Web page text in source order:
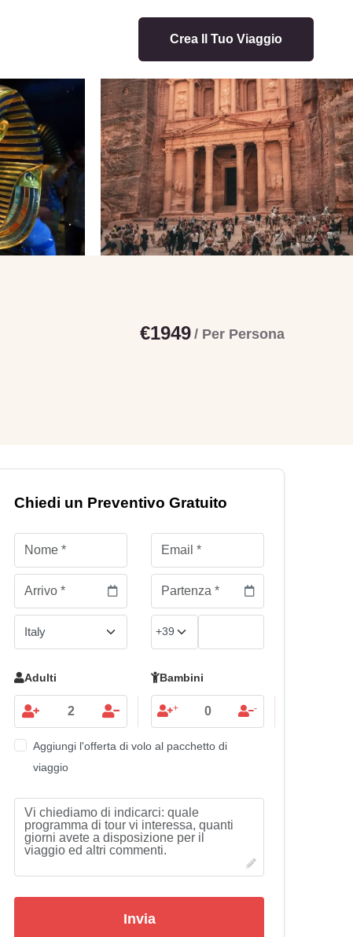
Crea Il Tuo Viaggio
€1949 / Per Persona
Chiedi un Preventivo Gratuito
Adulti Bambini
+ -
Aggiungi l'offerta di volo al pacchetto di
viaggio
Invia